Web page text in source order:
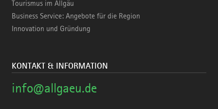
Tourismus im Allgäu
Business Service: Angebote für die Region
Innovation und Gründung
KONTAKT & INFORMATION
info@allgaeu.de